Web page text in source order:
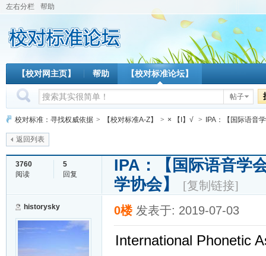
左右分栏 帮助
【校对网主页】 帮助 【校对标准论坛】
帖子
校对标准：寻找权威依据 > 【校对标准A-Z】 > × 【I】√ > IPA：【国际语音
返回列表
3760
阅读
5
回复
IPA：【国际语音学
学协会】
[复制链接]
historysky 0楼 发表于: 2019-07-03
International Phonetic